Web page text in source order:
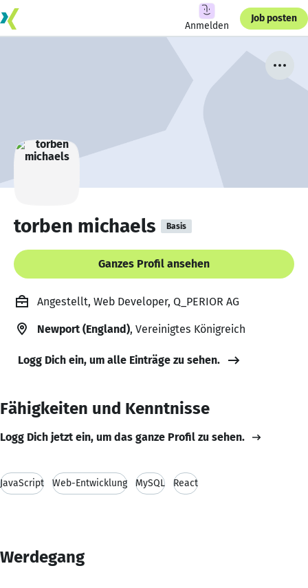
Anmelden
Job posten
torben michaels Basis
Ganzes Profil ansehen
Angestellt, Web Developer, Q_PERIOR AG
Newport (England), Vereinigtes Königreich
Logg Dich ein, um alle Einträge zu sehen.
Fähigkeiten und Kenntnisse
Logg Dich jetzt ein, um das ganze Profil zu sehen.
JavaScript Web-Entwicklung MySQL React
Werdegang